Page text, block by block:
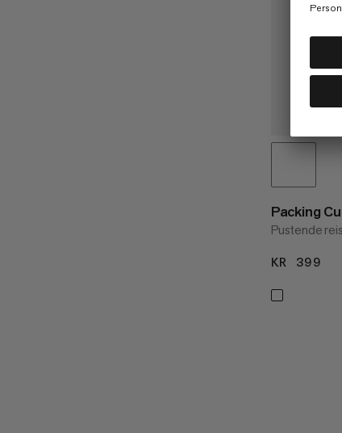
Packing
Pustende
KR 399